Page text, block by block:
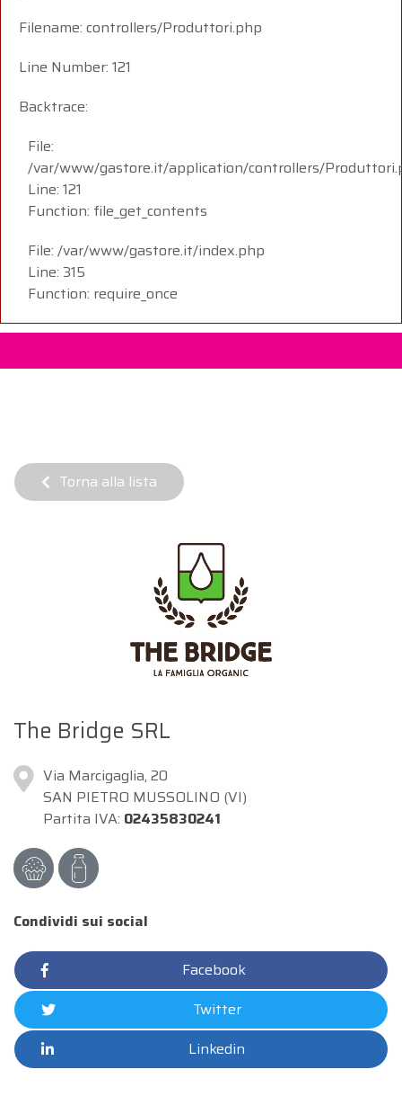
Filename: controllers/Produttori.php
Line Number: 121
Backtrace:
File:
/var/www/gastore.it/application/controllers/
Line: 121
Function: file_get_contents
File: /var/www/gastore.it/index.php
Line: 315
Function: require_once
Torna alla lista
The Bridge SRL
Via Marcigaglia, 20
SAN PIETRO MUSSOLINO (VI)
Partita IVA: 02435830241
Condividi sui social
Facebook
Twitter
Linkedin